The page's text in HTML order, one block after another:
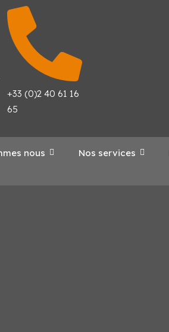
+33 (0)2 40 61 16
65
nous Nos services